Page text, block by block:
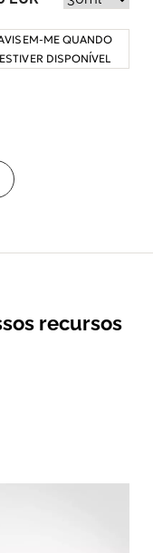
ME QUANDO
ESTIVER DISPONÍVEL
recursos